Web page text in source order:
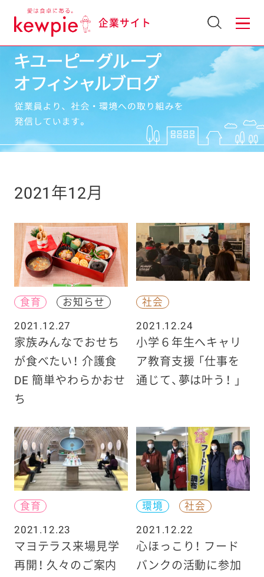
企業サイト
2021年12月
食育
お知らせ
2021.12.27
家族みんなでおせち
が食べたい！ 介護食
DE 簡単やわらかおせ
ち
社会
2021.12.24
小学６年生へキャリ
ア教育支援 「仕事を
通じて、夢は叶う！ 」
食育
2021.12.23
マヨテラス来場見学
再開！ 久々のご案内
環境
社会
2021.12.22
心ほっこり！ フード
バンクの活動に参加